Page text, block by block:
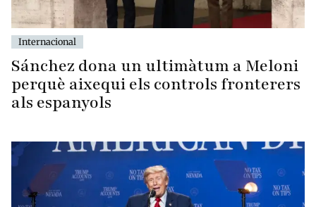
Internacional
Sánchez dona un ultimàtum a Meloni
perquè aixequi els controls fronterers
als espanyols